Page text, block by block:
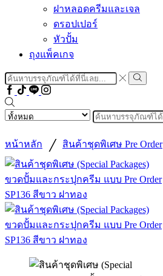
ฝาหลอดครีมและเจล
ดรอปเปอร์
หัวปั้ม
ถุงแพ็คเกจ
Search
input
Search
Facebook
TiktokLineInstragram
Search
input
หน้าหลัก / สินค้าชุดพิเศษ Pre Order